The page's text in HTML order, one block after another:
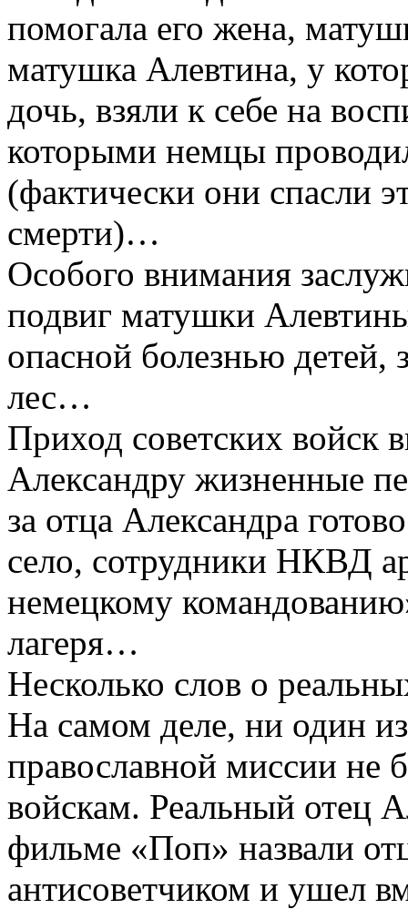
помогала его жена,
матушка Алевтина, у
дочь, взяли к себе на
которыми немцы
(фактически они спасли
смерти)…
Особого внимания
подвиг матушки
опасной болезнью
лес…
Приход советских войск
Александру жизненные
за отца Александра
село, сотрудники НКВД
немецкому
лагеря…
Несколько слов о
На самом деле, ни один
православной миссии не
войскам. Реальный отец
фильме «Поп» назвали
антисоветчиком и ушел